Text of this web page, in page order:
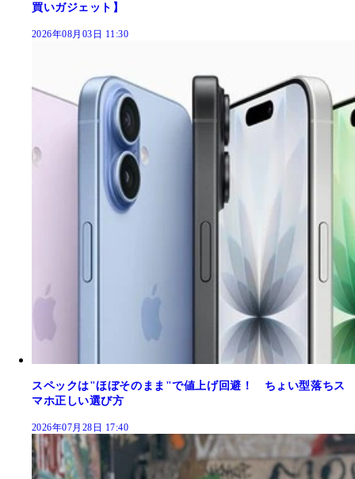
買いガジェット】
2026年08月03日 11:30
スペックは"ほぼそのまま"で値上げ回避！ ちょい型落ちス
マホ正しい選び方
2026年07月28日 17:40